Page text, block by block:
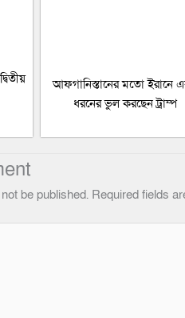
আফগানিস্তানের মতো ইরানে
ধরনের ভুল করছেন ট্রাম্প
be published. Required fields